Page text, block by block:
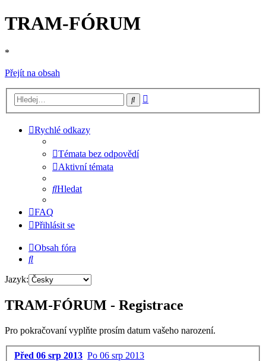
TRAM-FÓRUM
*
Přejít na obsah
Hledat
Rychlé odkazy
Témata bez odpovědí
Aktivní témata
Hledat
FAQ
Přihlásit se
Obsah fóra
Hledat
Jazyk:
TRAM-FÓRUM - Registrace
Pro pokračovaní vyplňte prosím datum vašeho narození.
Před 06 srp 2013 Po 06 srp 2013